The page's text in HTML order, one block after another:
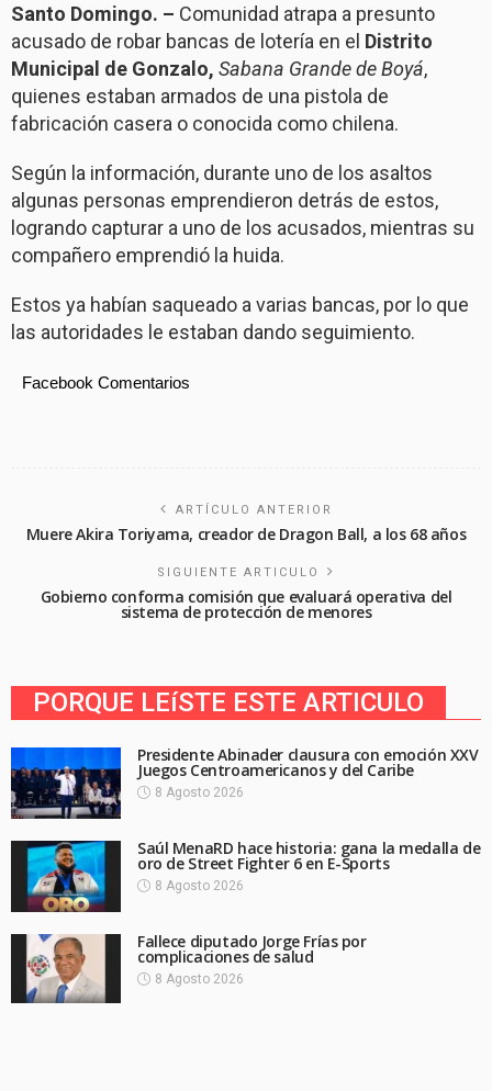
Santo Domingo. – Comunidad atrapa a presunto
acusado de robar bancas de lotería en el Distrito
Municipal de Gonzalo, Sabana Grande de Boyá,
quienes estaban armados de una pistola de
fabricación casera o conocida como chilena.
Según la información, durante uno de los asaltos
algunas personas emprendieron detrás de estos,
logrando capturar a uno de los acusados, mientras su
compañero emprendió la huida.
Estos ya habían saqueado a varias bancas, por lo que
las autoridades le estaban dando seguimiento.
Facebook Comentarios
ARTÍCULO ANTERIOR
Muere Akira Toriyama, creador de Dragon Ball, a los 68 años
SIGUIENTE ARTICULO
Gobierno conforma comisión que evaluará operativa del
sistema de protección de menores
PORQUE LEíSTE ESTE ARTICULO
Presidente Abinader clausura con emoción XXV
Juegos Centroamericanos y del Caribe
8 Agosto 2026
Saúl MenaRD hace historia: gana la medalla de
oro de Street Fighter 6 en E-Sports
8 Agosto 2026
Fallece diputado Jorge Frías por
complicaciones de salud
8 Agosto 2026